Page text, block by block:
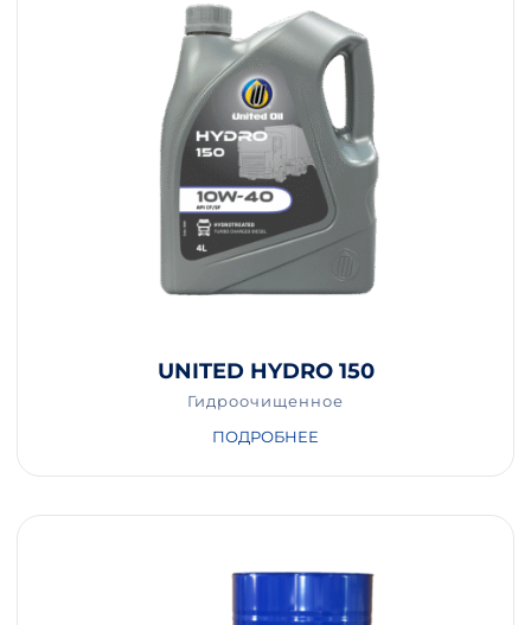
UNITED HYDRO 150
Гидроочищенное
ПОДРОБНЕЕ